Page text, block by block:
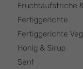
Fruchtaufstriche
Fertiggerichte
Fertiggerichte
Honig & Sirup
Senf